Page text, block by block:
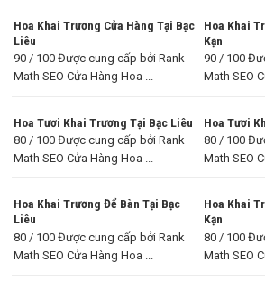
Hoa Khai Trương Cửa Hàng Tại Bạc
Liêu
90 / 100 Được cung cấp bởi Rank
Math SEO Cửa Hàng Hoa ...
Hoa Khai
Kạn
90 / 100
Math SEO
Hoa Tươi Khai Trương Tại Bạc Liêu
80 / 100 Được cung cấp bởi Rank
Math SEO Cửa Hàng Hoa ...
Hoa Tươi
80 / 100
Math SEO
Hoa Khai Trương Để Bàn Tại Bạc
Liêu
80 / 100 Được cung cấp bởi Rank
Math SEO Cửa Hàng Hoa ...
Hoa Khai
Kạn
80 / 100
Math SEO